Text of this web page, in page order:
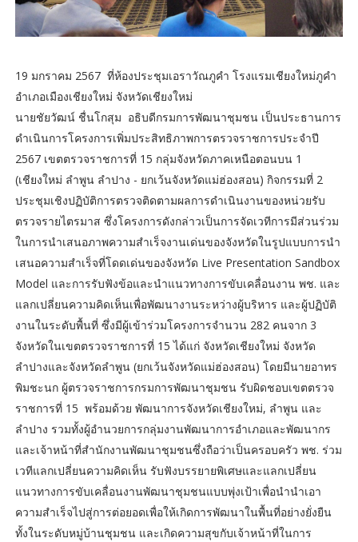
19 มกราคม 2567 ที่ห้องประชุมเอราวัณภูคำ โรงแรมเชียงใหม่ภูคำ
อำเภอเมืองเชียงใหม่ จังหวัดเชียงใหม่
นายชัยวัฒน์ ชื่นโกสุม อธิบดีกรมการพัฒนาชุมชน เป็นประธานการ
ดำเนินการโครงการเพิ่มประสิทธิภาพการตรวจราชการประจำปี
2567 เขตตรวจราชการที่ 15 กลุ่มจังหวัดภาคเหนือตอนบน 1
(เชียงใหม่ ลำพูน ลำปาง - ยกเว้นจังหวัดแม่ฮ่องสอน) กิจกรรมที่ 2
ประชุมเชิงปฏิบัติการตรวจติดตามผลการดำเนินงานของหน่วยรับ
ตรวจรายไตรมาส ซึ่งโครงการดังกล่าวเป็นการจัดเวทีการมีส่วนร่วม
ในการนำเสนอภาพความสำเร็จงานเด่นของจังหวัดในรูปแบบการนำ
เสนอความสำเร็จที่โดดเด่นของจังหวัด Live Presentation Sandbox
Model และการรับฟังข้อและนำแนวทางการขับเคลื่อนงาน พช. และ
แลกเปลี่ยนความคิดเห็นเพื่อพัฒนางานระหว่างผู้บริหาร และผู้ปฏิบัติ
งานในระดับพื้นที่ ซึ่งมีผู้เข้าร่วมโครงการจำนวน 282 คนจาก 3
จังหวัดในเขตตรวจราชการที่ 15 ได้แก่ จังหวัดเชียงใหม่ จังหวัด
ลำปางและจังหวัดลำพูน (ยกเว้นจังหวัดแม่ฮ่องสอน) โดยมีนายอาทร
พิมชะนก ผู้ตรวจราชการกรมการพัฒนาชุมชน รับผิดชอบเขตตรวจ
ราชการที่ 15 พร้อมด้วย พัฒนาการจังหวัดเชียงใหม่, ลำพูน และ
ลำปาง รวมทั้งผู้อำนวยการกลุ่มงานพัฒนาการอำเภอและพัฒนากร
และเจ้าหน้าที่สำนักงานพัฒนาชุมชนซึ่งถือว่าเป็นครอบครัว พช. ร่วม
เวทีแลกเปลี่ยนความคิดเห็น รับฟังบรรยายพิเศษและแลกเปลี่ยน
แนวทางการขับเคลื่อนงานพัฒนาชุมชนแบบพุ่งเป้าเพื่อนำนำเอา
ความสำเร็จไปสู่การต่อยอดเพื่อให้เกิดการพัฒนาในพื้นที่อย่างยั่งยืน
ทั้งในระดับหมู่บ้านชุมชน และเกิดความสุขกับเจ้าหน้าที่ในการ